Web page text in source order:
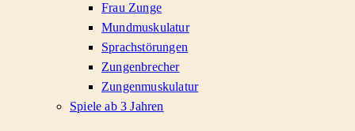
Frau Zunge
Mundmuskulatur
Sprachstörungen
Zungenbrecher
Zungenmuskulatur
Spiele ab 3 Jahren